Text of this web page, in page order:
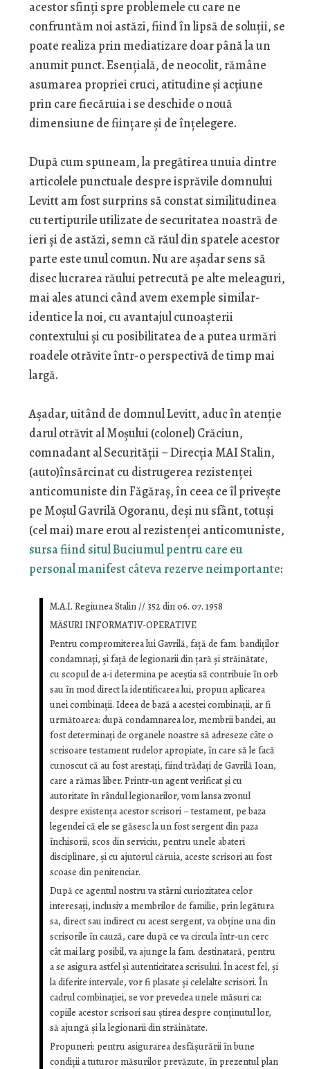
acestor sfinţi spre problemele cu care ne
confruntăm noi astăzi, fiind în lipsă de soluţii, se
poate realiza prin mediatizare doar până la un
anumit punct. Esenţială, de neocolit, rămâne
asumarea propriei cruci, atitudine şi acţiune
prin care fiecăruia i se deschide o nouă
dimensiune de fiinţare şi de înţelegere.
După cum spuneam, la pregătirea unuia dintre
articolele punctuale despre isprăvile domnului
Levitt am fost surprins să constat similitudinea
cu tertipurile utilizate de securitatea noastră de
ieri şi de astăzi, semn că răul din spatele acestor
parte este unul comun. Nu are aşadar sens să
disec lucrarea răului petrecută pe alte meleaguri,
mai ales atunci când avem exemple similar-
identice la noi, cu avantajul cunoaşterii
contextului şi cu posibilitatea de a putea urmări
roadele otrăvite într-o perspectivă de timp mai
largă.
Aşadar, uitând de domnul Levitt, aduc în atenţie
darul otrăvit al Moşului (colonel) Crăciun,
comnadant al Securităţii – Direcţia MAI Stalin,
(auto)însărcinat cu distrugerea rezistenţei
anticomuniste din Făgăraş, în ceea ce îl priveşte
pe Moşul Gavrilă Ogoranu, deşi nu sfânt, totuşi
(cel mai) mare erou al rezistenţei anticomuniste,
sursa fiind situl Buciumul pentru care eu
personal manifest câteva rezerve neimportante:
M.A.I. Regiunea Stalin // 352 din 06. 07. 1958
MĂSURI INFORMATIV-OPERATIVE
Pentru compromiterea lui Gavrilă, faţă de fam. bandiţilor
condamnaţi, şi faţă de legionarii din ţară şi străinătate,
cu scopul de a-i determina pe aceştia să contribuie în orb
sau în mod direct la identificarea lui, propun aplicarea
unei combinaţii. Ideea de bază a acestei combinaţii, ar fi
următoarea: după condamnarea lor, membrii bandei, au
fost determinaţi de organele noastre să adreseze câte o
scrisoare testament rudelor apropiate, în care să le facă
cunoscut că au fost arestaţi, fiind trădaţi de Gavrilă Ioan,
care a rămas liber. Printr-un agent verificat şi cu
autoritate în rândul legionarilor, vom lansa zvonul
despre existenţa acestor scrisori – testament, pe baza
legendei că ele se găsesc la un fost sergent din paza
închisorii, scos din serviciu, pentru unele abateri
disciplinare, şi cu ajutorul căruia, aceste scrisori au fost
scoase din penitenciar.
După ce agentul nostru va stârni curiozitatea celor
interesaţi, inclusiv a membrilor de familie, prin legătura
sa, direct sau indirect cu acest sergent, va obţine una din
scrisorile în cauză, care după ce va circula într-un cerc
cât mai larg posibil, va ajunge la fam. destinatară, pentru
a se asigura astfel şi autenticitatea scrisului. În acest fel, şi
la diferite intervale, vor fi plasate şi celelalte scrisori. În
cadrul combinaţiei, se vor prevedea unele măsuri ca:
copiile acestor scrisori sau ştirea despre conţinutul lor,
să ajungă şi la legionarii din străinătate.
Propuneri: pentru asigurarea desfăşurării în bune
condiţii a tuturor măsurilor prevăzute, în prezentul plan